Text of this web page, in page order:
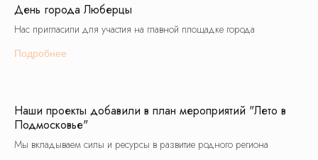
День города Люберцы
Нас пригласили для участия на главной площадке города
Подробнее
Наши проекты добавили в план мероприятий "Лето в
Подмосковье"
Мы вкладываем силы и ресурсы в развитие родного региона
Школьные экскурсии
Москва
Производства Младшие классы
Средние классы
Рекомендованные